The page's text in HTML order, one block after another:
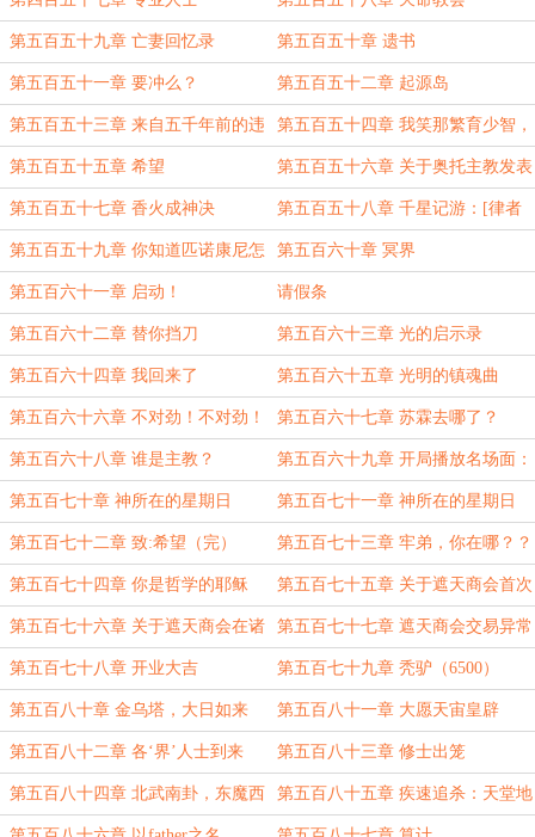
第五百五十九章 亡妻回忆录 第五百五十章 遗书
第五百五十一章 要冲么？ 第五百五十二章 起源岛
第五百五十三章 来自五千年前的违
禁物
第五百五十四章 我笑那繁育少智，
巡猎无谋
第五百五十五章 希望 第五百五十六章 关于奥托主教发表
的讲话（请刷新）
第五百五十七章 香火成神决 第五百五十八章 千星记游：[律者
归来]
第五百五十九章 你知道匹诺康尼怎
么走么？
第五百六十章 冥界
第五百六十一章 启动！ 请假条
第五百六十二章 替你挡刀 第五百六十三章 光的启示录
第五百六十四章 我回来了 第五百六十五章 光明的镇魂曲
第五百六十六章 不对劲！不对劲！ 第五百六十七章 苏霖去哪了？
第五百六十八章 谁是主教？ 第五百六十九章 开局播放名场面：
奥托冲树
第五百七十章 神所在的星期日
（上）
第五百七十一章 神所在的星期日
（下）
第五百七十二章 致:希望（完） 第五百七十三章 牢弟，你在哪？？
第五百七十四章 你是哲学的耶稣 第五百七十五章 关于遮天商会首次
公开募股的申请书
第五百七十六章 关于遮天商会在诸
天城交易所挂牌上市的通告
第五百七十七章 遮天商会交易异常
波动的公告
第五百七十八章 开业大吉 第五百七十九章 秃驴（6500）
第五百八十章 金乌塔，大日如来 第五百八十一章 大愿天宙皇辟
第五百八十二章 各‘界’人士到来 第五百八十三章 修士出笼
第五百八十四章 北武南卦，东魔西 第五百八十五章 疾速追杀：天堂地